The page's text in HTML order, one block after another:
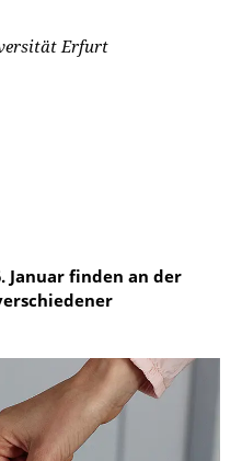
Erfurt
Januar finden an der